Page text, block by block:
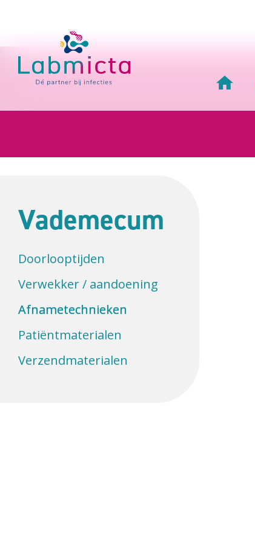
Vademecum
Doorlooptijden
Verwekker / aandoening
Afnametechnieken
Patiëntmaterialen
Verzendmaterialen